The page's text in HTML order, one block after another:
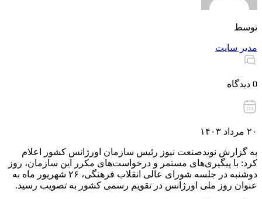
توسط
مدیر سایت
0 دیدگاه
۲۰ مرداد ۱۴۰۳
به گزارش نویدصنعت نیوز رئیس سازمان اورژانس کشور اعلام
کرد: با پیگیری‌های مستمر و درخواست‌های مکرر این سازمان، روز
دوشنبه در جلسه شورای عالی انقلاب فرهنگی، ۲۶ شهریور ماه به
عنوان روز ملی اورژانس در تقویم رسمی کشور به تصویب رسید.